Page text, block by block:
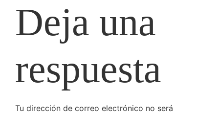
Deja una
respuesta
Tu dirección de correo electrónico no será